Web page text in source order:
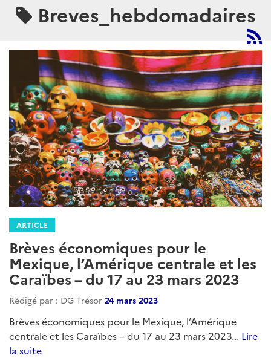
Breves_hebdomadaires
ARTICLE
Brèves économiques pour le
Mexique, l’Amérique centrale et les
Caraïbes – du 17 au 23 mars 2023
Rédigé par : DG Trésor 24 mars 2023
Brèves économiques pour le Mexique, l’Amérique
centrale et les Caraïbes – du 17 au 23 mars 2023... Lire
la suite